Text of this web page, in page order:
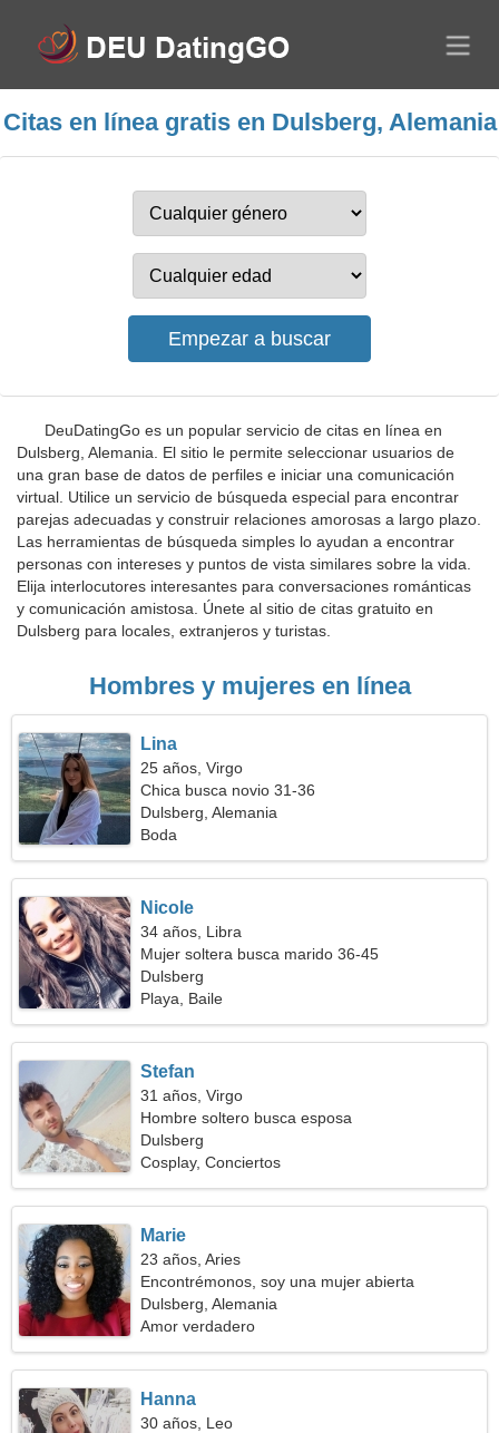
Citas en línea gratis en Dulsberg, Alemania
DeuDatingGo es un popular servicio de citas en línea en
Dulsberg, Alemania. El sitio le permite seleccionar usuarios de
una gran base de datos de perfiles e iniciar una comunicación
virtual. Utilice un servicio de búsqueda especial para encontrar
parejas adecuadas y construir relaciones amorosas a largo plazo.
Las herramientas de búsqueda simples lo ayudan a encontrar
personas con intereses y puntos de vista similares sobre la vida.
Elija interlocutores interesantes para conversaciones románticas
y comunicación amistosa. Únete al sitio de citas gratuito en
Dulsberg para locales, extranjeros y turistas.
Hombres y mujeres en línea
Lina
25 años, Virgo
Chica busca novio 31-36
Dulsberg, Alemania
Boda
Nicole
34 años, Libra
Mujer soltera busca marido 36-45
Dulsberg
Playa, Baile
Stefan
31 años, Virgo
Hombre soltero busca esposa
Dulsberg
Cosplay, Conciertos
Marie
23 años, Aries
Encontrémonos, soy una mujer abierta
Dulsberg, Alemania
Amor verdadero
Hanna
30 años, Leo